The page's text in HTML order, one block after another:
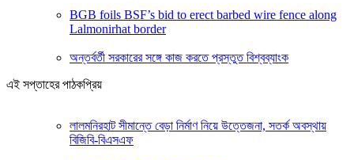
BGB foils BSF’s bid to erect barbed wire fence along
Lalmonirhat border
অন্তর্বর্তী সরকারের সঙ্গে কাজ করতে প্রস্তুত বিশ্বব্যাংক
এই সপ্তাহের পাঠকপ্রিয়
লালমনিরহাট সীমান্তে বেড়া নির্মাণ নিয়ে উত্তেজনা, সতর্ক অবস্থায়
বিজিবি-বিএসএফ